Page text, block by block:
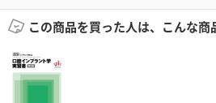
この商品を買った人は、こんな商